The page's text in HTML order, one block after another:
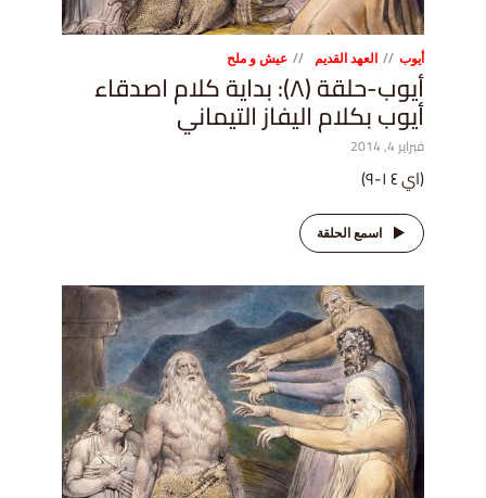
أيوب العهد القديم عيش و ملح
أيوب-حلقة (٨): بداية كلام اصدقاء
أيوب بكلام اليفاز التيماني
فبراير 4, 2014
(اي ٤ ١-٩)
اسمع الحلقة